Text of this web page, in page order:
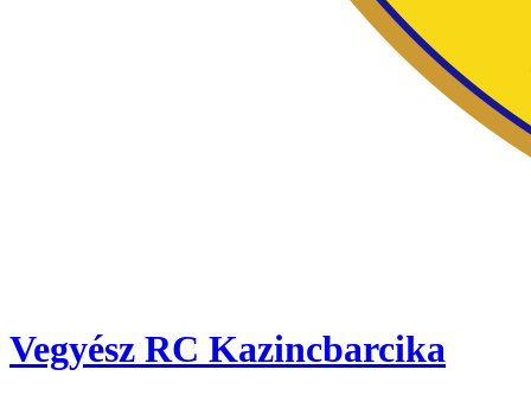
Vegyész RC Kazincbarcika